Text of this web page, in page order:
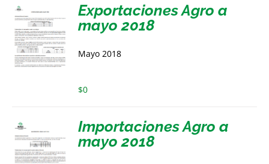
Exportaciones Agro a
mayo 2018
Mayo 2018
$0
Importaciones Agro a
mayo 2018